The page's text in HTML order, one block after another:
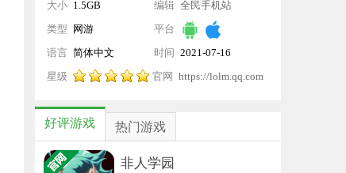
大小 1.5GB 编辑 全民手机站
类型
网游
平台
语言 简体中文 时间 2021-07-16
16:48:14
星级 官网 https://lolm.qq.com
好评游戏 热门游戏
非人学园